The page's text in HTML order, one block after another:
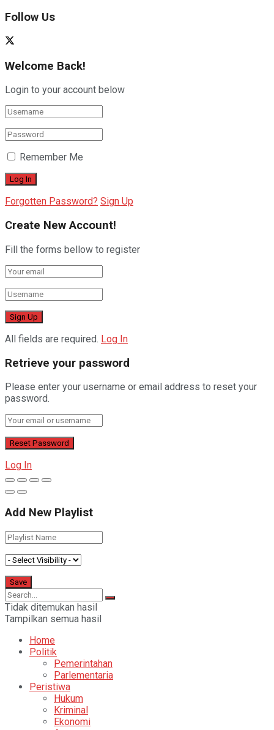
Follow Us
Welcome Back!
Login to your account below
Remember Me
Forgotten Password? Sign Up
Create New Account!
Fill the forms bellow to register
All fields are required. Log In
Retrieve your password
Please enter your username or email address to reset your
password.
Log In
Add New Playlist
Tidak ditemukan hasil
Tampilkan semua hasil
Home
Politik
Pemerintahan
Parlementaria
Peristiwa
Hukum
Kriminal
Ekonomi